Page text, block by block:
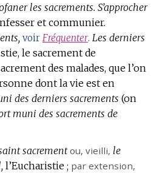
les sacrements. S’approcher
et communier.
voir Fréquenter. Les derniers
le sacrement de
des malades, que l’on
dont la vie est en
des derniers sacrements (on
muni des sacrements de
sacrementou, vieilli, le
l’Eucharistie ; par extension,